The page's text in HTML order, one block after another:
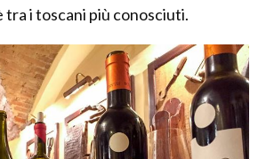
i toscani più conosciuti.